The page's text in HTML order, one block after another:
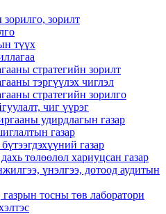
зорилт
түүх
стратегийн зорилт
тэргүүлэх чиглэл
стратегийн зорилго
чиг үүрэг
удирдлагын газар
газар
газар
төлөөлөл хариуцсан газар
үнэлгээ, дотоод аудитын
тосны төв лаборатори